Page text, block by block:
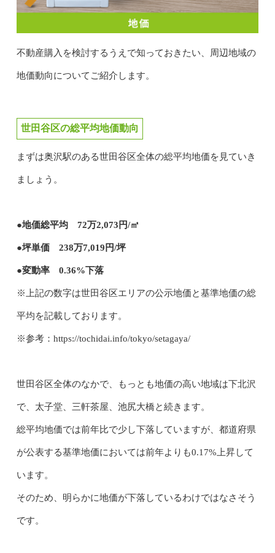
不動産購入を検討するうえで知っておきたい、周辺地域の
地価動向についてご紹介します。
世田谷区の総平均地価動向
まずは奥沢駅のある世田谷区全体の総平均地価を見ていき
ましょう。
●地価総平均 72万2,073円/㎡
●坪単価 238万7,019円/坪
●変動率 0.36%下落
※上記の数字は世田谷区エリアの公示地価と基準地価の総
平均を記載しております。
※参考：https://tochidai.info/tokyo/setagaya/
世田谷区全体のなかで、もっとも地価の高い地域は下北沢
で、太子堂、三軒茶屋、池尻大橋と続きます。
総平均地価では前年比で少し下落していますが、都道府県
が公表する基準地価においては前年よりも0.17%上昇して
います。
そのため、明らかに地価が下落しているわけではなさそう
です。